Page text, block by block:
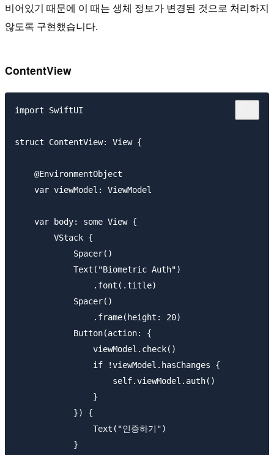
비어있기 때문에 이 때는 생체 정보가 변경된 것으로 처리하지
않도록 구현했습니다.
ContentView
import SwiftUI
struct ContentView: View {
    @EnvironmentObject
    var viewModel: ViewModel
    var body: some View {
        VStack {
            Spacer()
            Text("Biometric Auth")
                .font(.title)
            Spacer()
                .frame(height: 20)
            Button(action: {
                viewModel.check()
                if !viewModel.hasChanges {
                    self.viewModel.auth()
                }
            }) {
                Text("인증하기")
            }